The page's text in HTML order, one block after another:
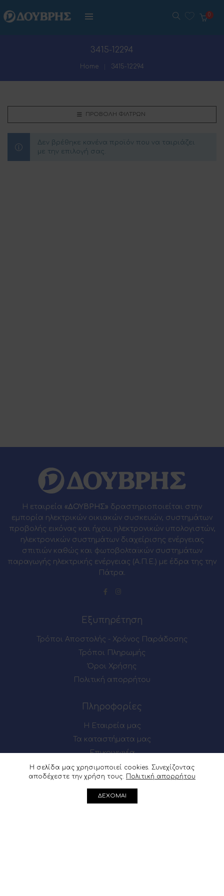
3415-12294
Home 3415-12294
ΠΡΟΒΟΛΉ ΦΊΛΤΡΩΝ
Δεν βρέθηκε κανένα προϊόν που να ταιριάζει
με την επιλογή σας.
Η εταιρεία «ΔΟΥΒΡΗΣ» δραστηριοποιείται στην
εμπορία ηλεκτρικών οικιακών συσκευών, συστημάτων
προβολής εικόνας και ήχου, ηλεκτρονικών υπολογιστών,
ηλεκτρονικών συστημάτων διαχείρισης ενέργειας
σπιτιών καθώς και φωτοβολταϊκών συστημάτων
παραγωγής ηλεκτρικής ενέργειας (Α.Π.Ε.) με έδρα της την
Πάτρα.
Εξυπηρέτηση
Τρόποι Αποστολής - Χρόνος Παράδοσης
Τρόποι Πληρωμής
Όροι Χρήσης
Πολιτική απορρήτου
Πληροφορίες
Η Εταιρεία μας
Τα καταστήματα μας
Επικοινωνία
Πως θα μας βρείτε
Μαιζώνος 54-56, Πάτρα
Η σελίδα μας χρησιμοποιεί cookies. Συνεχίζοντας
αποδέχεστε την χρήση τους. Πολιτική απορρήτου
ΔΕΧΟΜΑΙ